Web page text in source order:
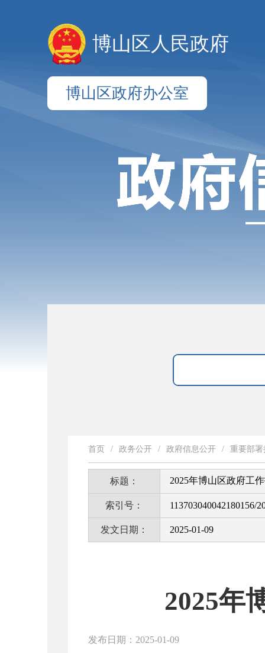
博山区人民政府
博山区政府办公室
首页 / 政务公开 / 政府信息公开 / 重要部
标题： 2025年博山区政府工
索引号： 113703040042180156/
发文日期： 2025-01-09
2025年
发布日期：2025-01-09